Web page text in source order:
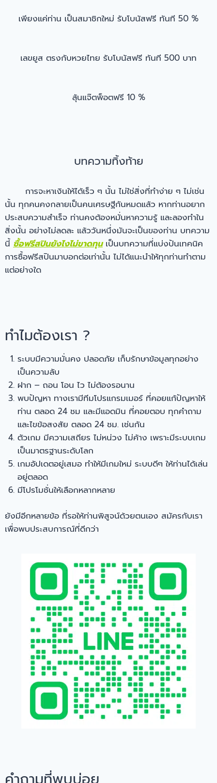
เพียงแค่ท่าน เป็นสมาชิกใหม่ รับโบนัสฟรี ทันที 50 %
เลขยูส ตรงกับหวยไทย รับโบนัสฟรี ทันที 500 บาท
ลุ้นแจ๊ตพ็อตฟรี 10 %
บทความทิ้งท้าย
การจะหาเงินให้ได้เร็ว ๆ นั้น ไม่ใช่สิ่งที่ทำง่าย ๆ ไม่เช่น
นั้น ทุกคนคงกลายเป็นคนเศรษฐีกันหมดแล้ว หากท่านอยาก
ประสบความสำเร็จ ท่านคงต้องหมั่นหาความรู้ และลองทำใน
สิ่งนั้น อย่างไม่ลดละ แล้ววันหนึ่งมันจะเป็นของท่าน บทความ
นี้ ซื้อฟรีสปินยังไงไม่ขาดทุนเป็นบทความที่แบ่งปันเทคนิค
การซื้อฟรีสปินมาบอกต่อเท่านั้น ไม่ได้แนะนำให้ทุกท่านทำตาม
แต่อย่างใด
ทำไมต้องเรา ?
ระบบมีความมั่นคง ปลอดภัย เก็บรักษาข้อมูลทุกอย่าง
เป็นความลับ
ฝาก – ถอน โอน ไว ไม่ต้องรอนาน
พบปัญหา ทางเรามีทีมโปรแกรมเมอร์ ที่คอยแก้ปัญหาให้
ท่าน ตลอด 24 ชม และมีแอดมิน ที่คอยตอบ ทุกคำถาม
และไขข้อสงสัย ตลอด 24 ชม. เช่นกัน
ตัวเกม มีความเสถียร ไม่หน่วง ไม่ค้าง เพราะมีระบบเกม
เป็นมาตรฐานระดับโลก
เกมอัปเดตอยู่เสมอ ทำให้มีเกมใหม่ ระบบดีๆ ให้ท่านได้เล่น
อยู่ตลอด
มีโปรโมชั่นให้เลือกหลากหลาย
ยังมีอีกหลายข้อ ที่รอให้ท่านพิสูจน์ด้วยตนเอง สมัครกับเรา
เพื่อพบประสบการณ์ที่ดีกว่า